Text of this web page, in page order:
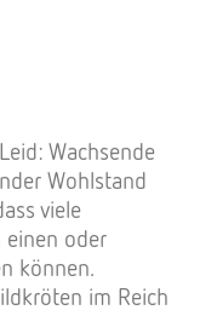
Wachsende
Wohlstand
viele
einen oder
können.
im Reich